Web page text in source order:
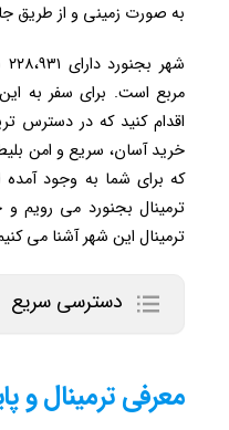
به صورت زمینی و از طریق
مربع است. برای سفر به
اقدام کنید که در دسترس
خرید آسان، سریع و امن
که برای شما به وجود
ترمینال بجنورد می رویم
ترمینال این شهر آشنا می
دسترسی سریع
معرفی ترمینال و